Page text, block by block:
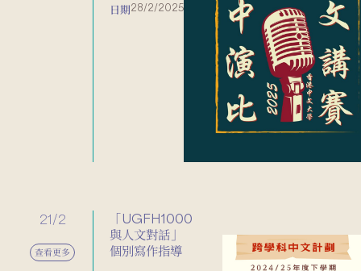
日期28/2/2025
21/2
查看更多
「UGFH1000
與人文對話」
個別寫作指導